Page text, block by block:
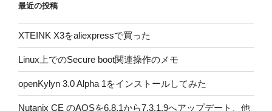
最近の投稿
XTEINK X3をaliexpressで買った
Linux上でのSecure boot関連操作のメモ
openKylyn 3.0 Alpha 1をインストールしてみた
Nutanix CE のAOSを6.8.1から7.3.1.9へアップデート、他